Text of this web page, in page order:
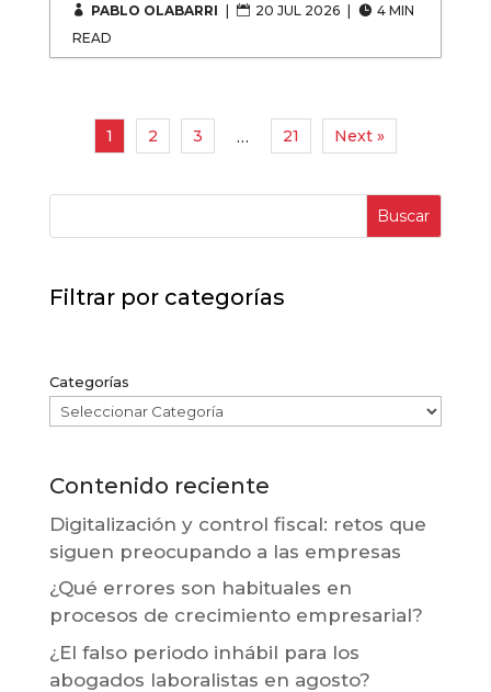
 PABLO OLABARRI  20 JUL 2026  4 MIN
READ
1 2 3 … 21 Next »
Buscar
Filtrar por categorías
Categorías
Contenido reciente
Digitalización y control fiscal: retos que
siguen preocupando a las empresas
¿Qué errores son habituales en
procesos de crecimiento empresarial?
¿El falso periodo inhábil para los
abogados laboralistas en agosto?